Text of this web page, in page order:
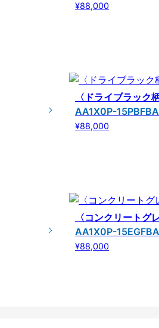
¥88,000
〈ドライブラック柄
AA1X0P-15PBFBA
¥88,000
〈コンクリートグ
AA1X0P-15EGFBA
¥88,000